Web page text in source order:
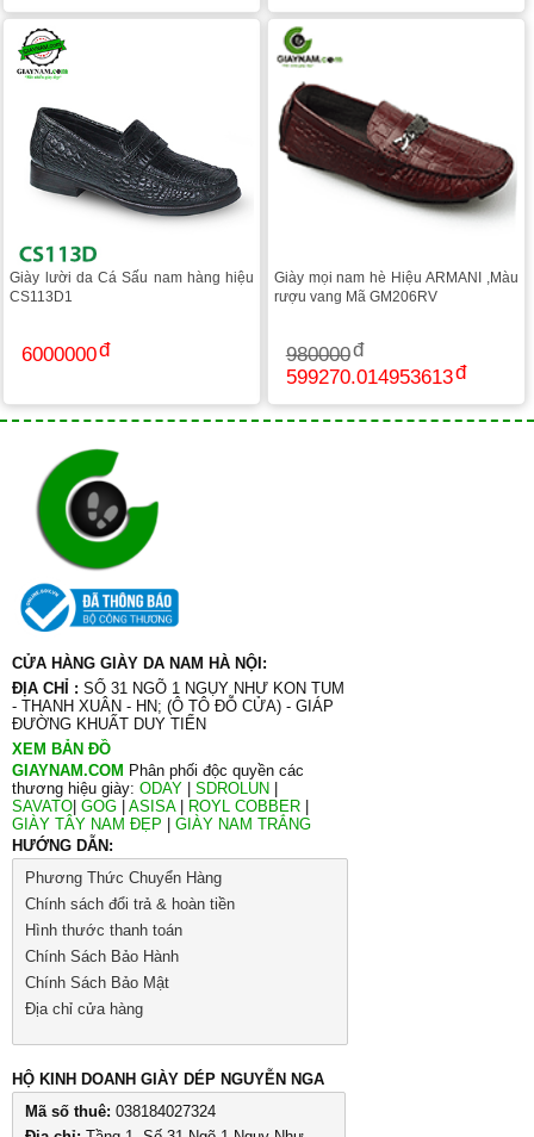
Giày lười da Cá Sấu nam hàng hiệu
CS113D1
6000000
Giày mọi nam hè Hiệu ARMANI ,Màu
rượu vang Mã GM206RV
980000
599270.014953613
CỬA HÀNG GIÀY DA NAM HÀ NỘI:
ĐỊA CHỈ : SỐ 31 NGÕ 1 NGỤY NHƯ KON TUM
- THANH XUÂN - HN; (Ô TÔ ĐỖ CỬA) - GIÁP
ĐƯỜNG KHUẤT DUY TIẾN
XEM BẢN ĐỒ
GIAYNAM.COM Phân phối độc quyền các
thương hiệu giày: ODAY | SDROLUN |
SAVATO| GOG | ASISA| ROYL COBBER |
GIÀY TÂY NAM ĐẸP | GIÀY NAM TRẮNG
HƯỚNG DẪN:
Phương Thức Chuyển Hàng
Chính sách đổi trả & hoàn tiền
Hình thước thanh toán
Chính Sách Bảo Hành
Chính Sách Bảo Mật
Địa chỉ cửa hàng
HỘ KINH DOANH GIÀY DÉP NGUYỄN NGA
Mã số thuê: 038184027324